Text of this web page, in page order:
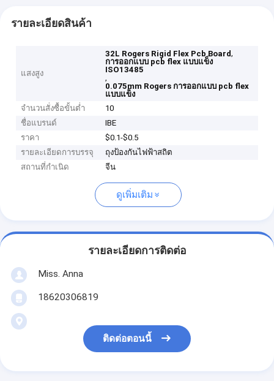
รายละเอียดสินค้า
แสงสูง
32L Rogers Rigid Flex Pcb Board,
การออกแบบ pcb flex แบบแข็ง
ISO13485
,
0.075mm Rogers การออกแบบ pcb flex
แบบแข็ง
จำนวนสั่งซื้อขั้นต่ำ
10
ชื่อแบรนด์
IBE
ราคา
$0.1-$0.5
รายละเอียดการบรรจุ
ถุงป้องกันไฟฟ้าสถิต
สถานที่กำเนิด
จีน
ดูเพิ่มเติม
รายละเอียดการติดต่อ
Miss. Anna
18620306819
ติดต่อตอนนี้